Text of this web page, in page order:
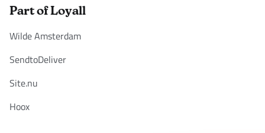
Part of Loyall
Wilde Amsterdam
SendtoDeliver
Site.nu
Hoox